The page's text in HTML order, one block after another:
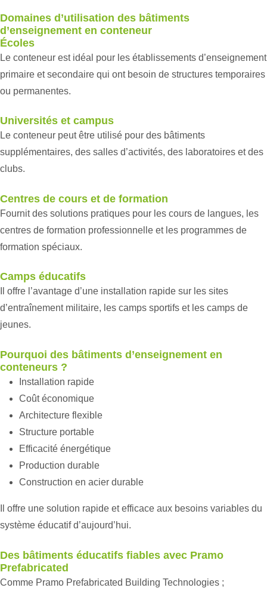
Domaines d’utilisation des bâtiments
d’enseignement en conteneur
Écoles
Le conteneur est idéal pour les établissements d’enseignement
primaire et secondaire qui ont besoin de structures temporaires
ou permanentes.
Universités et campus
Le conteneur peut être utilisé pour des bâtiments
supplémentaires, des salles d’activités, des laboratoires et des
clubs.
Centres de cours et de formation
Fournit des solutions pratiques pour les cours de langues, les
centres de formation professionnelle et les programmes de
formation spéciaux.
Camps éducatifs
Il offre l’avantage d’une installation rapide sur les sites
d’entraînement militaire, les camps sportifs et les camps de
jeunes.
Pourquoi des bâtiments d’enseignement en
conteneurs ?
Installation rapide
Coût économique
Architecture flexible
Structure portable
Efficacité énergétique
Production durable
Construction en acier durable
Il offre une solution rapide et efficace aux besoins variables du
système éducatif d’aujourd’hui.
Des bâtiments éducatifs fiables avec Pramo
Prefabricated
Comme Pramo Prefabricated Building Technologies ;